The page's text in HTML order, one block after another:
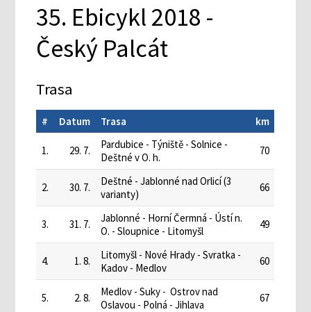
35. Ebicykl 2018 -
Český Palcát
Trasa
# Datum Trasa km
1. 29. 7.
Pardubice - Týniště - Solnice -
Deštné v O. h.
70
2. 30. 7.
Deštné - Jablonné nad Orlicí (3
varianty)
66
3. 31. 7.
Jablonné - Horní Čermná - Ústí n.
O. - Sloupnice - Litomyšl
49
4. 1. 8.
Litomyšl - Nové Hrady - Svratka -
Kadov - Medlov
60
5. 2. 8.
Medlov - Suky - Ostrov nad
Oslavou - Polná - Jihlava
67